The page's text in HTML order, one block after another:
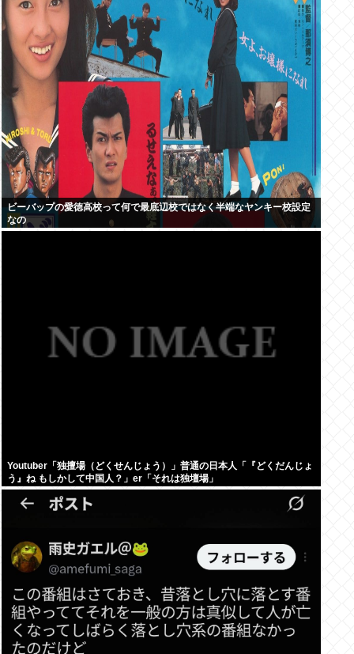
ビーバップの愛徳高校って何で最底辺校ではなく半端なヤンキー校設定
なの
Youtuber「独擅場（どくせんじょう）」普通の日本人「『どくだんじょ
う』ね もしかして中国人？」er「それは独壇場」